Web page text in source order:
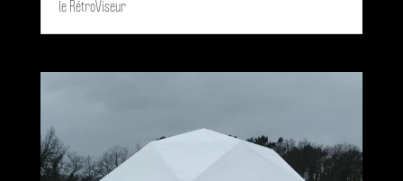
le RétroViseur